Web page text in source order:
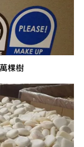
棵樹